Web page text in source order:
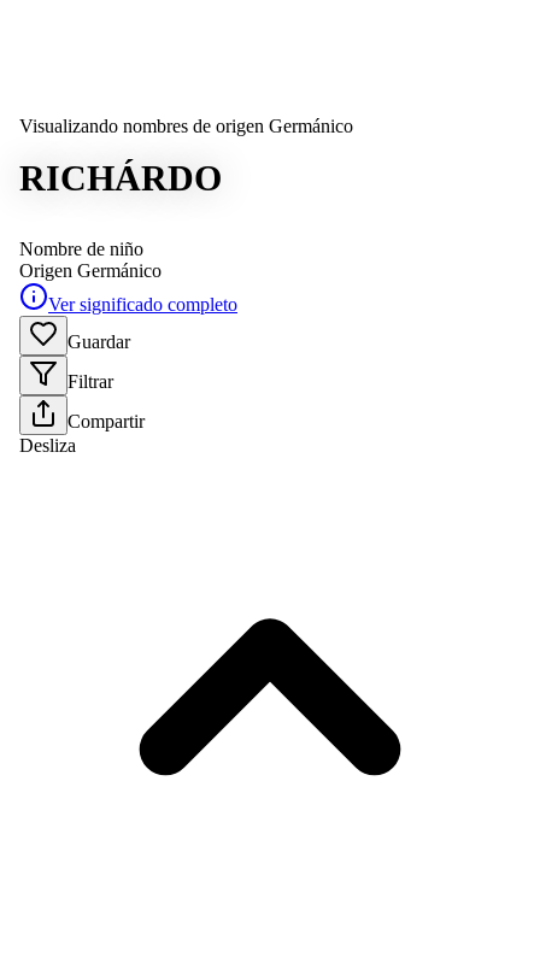
Visualizando nombres de origen Germánico
RICHÁRDO
Nombre de niño
Origen Germánico
Ver significado completo
Guardar
Filtrar
Compartir
Desliza